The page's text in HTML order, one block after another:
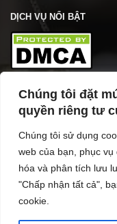
Chúng tôi đặt
quyền riêng tư
Chúng tôi sử dụng
web của bạn, phục
hóa và phân tích lưu
"Chấp nhận tất cả",
cookie.
DỊCH VỤ NỔI BẬT
TÌM HIỂU VỀ VPL